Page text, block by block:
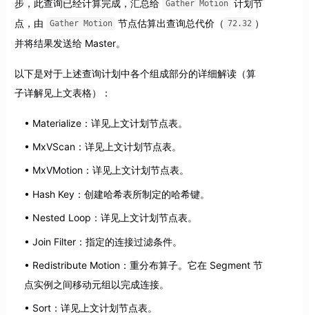
步，此查询已经计算完成，汇总给
Gather Motion
计划节
点，由
Gather Motion 节点估算出查询总代价（ 72.32 ）
并将结果发送给 Master。
以下是对于上述查询计划中各个组成部分的详细解读（算
子详解见上文表格）：
Materialize：详见上文计划节点表。
MxVScan：详见上文计划节点表。
MxVMotion：详见上文计划节点表。
Hash Key：创建哈希表所制定的哈希键。
Nested Loop：详见上文计划节点表。
Join Filter：指定的连接过滤条件。
Redistribute Motion：重分布算子。它在 Segment 节
点实例之间移动元组以完成连接。
Sort：详见上文计划节点表。